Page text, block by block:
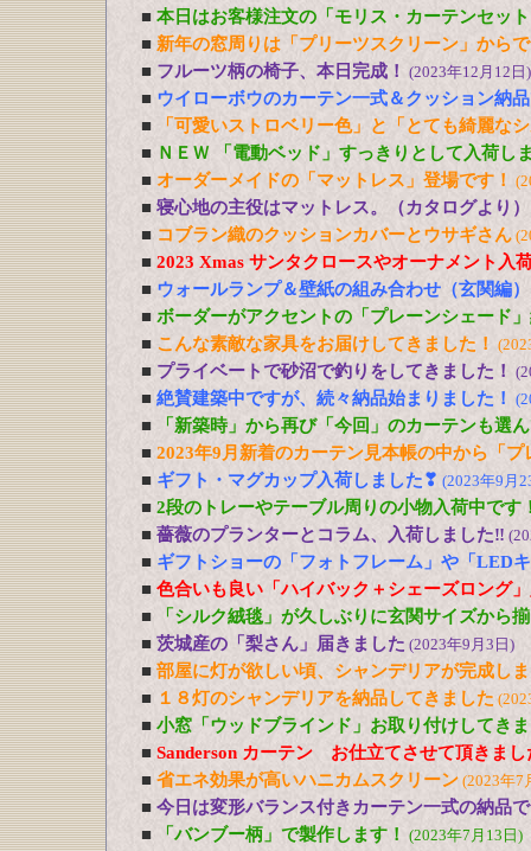
■ 本日はお客様注文の「モリス・カーテンセッ
■ 新年の窓周りは「プリーツスクリーン」から
■ フルーツ柄の椅子、本日完成！ (2023年12月12日)
■ ウイローボウのカーテン一式＆クッション納
■
「可愛いストロベリー色」と「とても綺麗な
■ ＮＥＷ 「電動ベッド」すっきりとして入荷し
■ オーダーメイドの「マットレス」登場です！
■ 寝心地の主役はマットレス。（カタログより）
■ コブラン織のクッションカバーとウサギさん
■ 2023 Xmas サンタクロースやオーナメント入
■ ウォールランプ＆壁紙の組み合わせ（玄関編）
■ ボーダーがアクセントの「プレーンシェード
■ こんな素敵な家具をお届けしてきました！
■ プライベートで砂沼で釣りをしてきました！
■ 絶賛建築中ですが、続々納品始まりました！
■
「新築時」から再び「今回」のカーテンも選
■ 2023年9月新着のカーテン見本帳の中から「
■ ギフト・マグカップ入荷しました❣ (2023年9月
■ 2段のトレーやテーブル周りの小物入荷中です
■ 薔薇のプランターとコラム、入荷しました‼
■ ギフトショーの「フォトフレーム」や「LED
■ 色合いも良い「ハイバック＋シェーズロング
■
「シルク絨毯」が久しぶりに玄関サイズから
■ 茨城産の「梨さん」届きました (2023年9月3日)
■ 部屋に灯が欲しい頃、シャンデリアが完成し
■ １８灯のシャンデリアを納品してきました
■ 小窓「ウッドブラインド」お取り付けしてき
■ Sanderson カーテン お仕立てさせて頂きまし
■ 省エネ効果が高いハニカムスクリーン (2023年7
■ 今日は変形バランス付きカーテン一式の納品
■
「バンブー柄」で製作します！ (2023年7月13日)